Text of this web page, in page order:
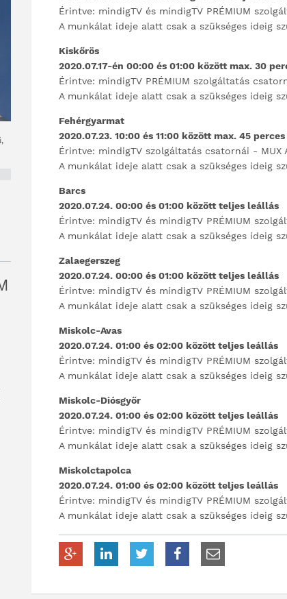
Érintve: mindigTV és mindigTV PRÉMIUM
A munkálat ideje alatt csak a szükséges ideig
Kiskőrös
2020.07.17-én 00:00 és 01:00 között max. 30
Érintve: mindigTV PRÉMIUM szolgáltatás
A munkálat ideje alatt csak a szükséges ideig
Fehérgyarmat
2020.07.23. 10:00 és 11:00 között max. 45
Érintve: mindigTV szolgáltatás csatornái - MUX
A munkálat ideje alatt csak a szükséges ideig
Barcs
2020.07.24. 00:00 és 01:00 között teljes leállás
Érintve: mindigTV és mindigTV PRÉMIUM
A munkálat ideje alatt csak a szükséges ideig
Zalaegerszeg
2020.07.24. 00:00 és 01:00 között teljes leállás
Érintve: mindigTV és mindigTV PRÉMIUM
A munkálat ideje alatt csak a szükséges ideig
Miskolc-Avas
2020.07.24. 01:00 és 02:00 között teljes leállás
Érintve: mindigTV és mindigTV PRÉMIUM
A munkálat ideje alatt csak a szükséges ideig
Miskolc-Diósgyőr
2020.07.24. 01:00 és 02:00 között teljes leállás
Érintve: mindigTV és mindigTV PRÉMIUM
A munkálat ideje alatt csak a szükséges ideig
Miskolctapolca
2020.07.24. 01:00 és 02:00 között teljes leállás
Érintve: mindigTV és mindigTV PRÉMIUM
A munkálat ideje alatt csak a szükséges ideig